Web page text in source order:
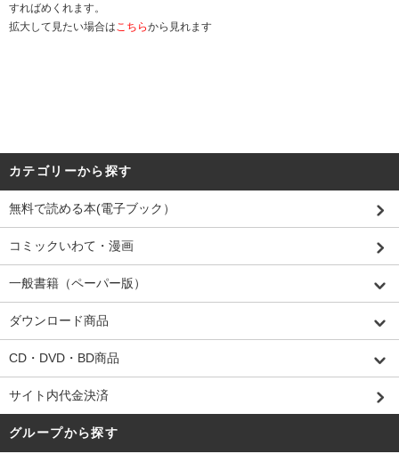
すればめくれます。
拡大して見たい場合はこちらから見れます
カテゴリーから探す
無料で読める本(電子ブック）
コミックいわて・漫画
一般書籍（ペーパー版）
ダウンロード商品
CD・DVD・BD商品
サイト内代金決済
グループから探す